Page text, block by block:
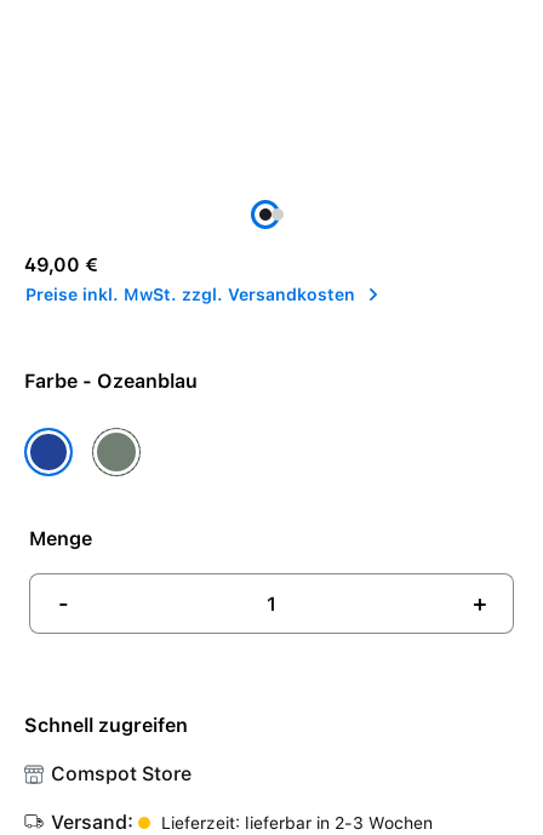
Regulärer Preis:
49,00 €
Preise inkl. MwSt. zzgl. Versandkosten
Farbe - Ozeanblau
OzeanblauZypresse
Menge
- +
Schnell zugreifen
Comspot Store
Versand: Lieferzeit: lieferbar in 2-3 Wochen